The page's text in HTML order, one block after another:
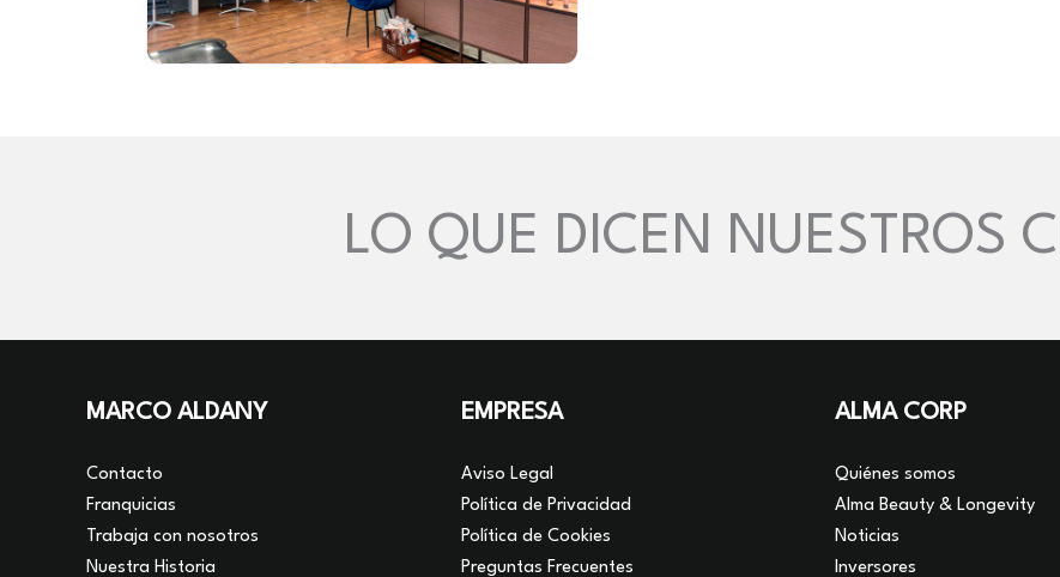
LO QUE DICEN NUESTROS
MARCO ALDANY
Contacto
Franquicias
Trabaja con nosotros
Nuestra Historia
EMPRESA
Aviso Legal
Política de Privacidad
Política de Cookies
Preguntas Frecuentes
ALMA CORP
Quiénes somos
Alma Beauty & Longevity
Noticias
Inversores